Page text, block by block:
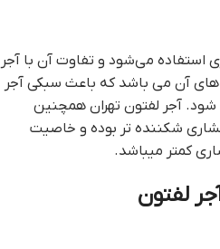
استفاده می‌شود و تفاوت آن با آجر
آن می باشد که باعث سبکی آجر
آجر لفتون تهران همچنین
شکننده تر بوده و خاصیت
کمتر میباشد.
لفتون